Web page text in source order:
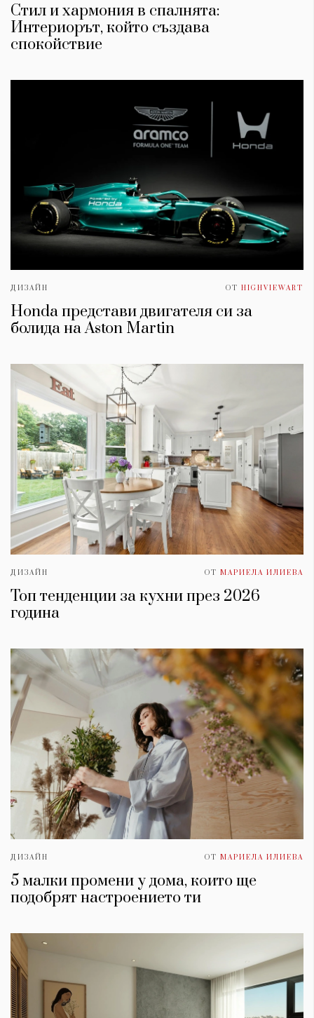
Стил и хармония в спалнята:
Интериорът, който създава
спокойствие
ДИЗАЙН ОТ HIGHVIEWART
Honda представи двигателя си за
болида на Aston Martin
ДИЗАЙН ОТ МАРИЕЛА ИЛИЕВА
Топ тенденции за кухни през 2026
година
ДИЗАЙН ОТ МАРИЕЛА ИЛИЕВА
5 малки промени у дома, които ще
подобрят настроението ти